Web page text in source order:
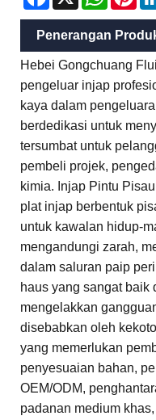
Penerangan
Hebei Gongchuang
pengeluar injap
kaya dalam
berdedikasi untuk
tersumbat untuk
pembeli projek,
kimia. Injap Pintu
plat injap berbentuk
untuk kawalan hidup-
mengandungi zarah,
dalam saluran paip
haus yang sangat baik
mengelakkan
disebabkan oleh
yang memerlukan
penyesuaian bahan,
OEM/ODM,
padanan medium